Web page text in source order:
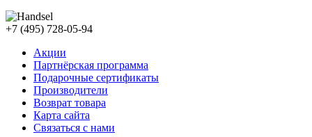
+7 (495) 728-05-94
Акции
Партнёрская программа
Подарочные сертификаты
Производители
Возврат товара
Карта сайта
Связаться с нами